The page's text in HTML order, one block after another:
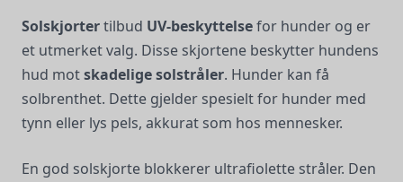
Solskjortertilbud UV-beskyttelsefor hunder og er
et utmerket valg. Disse skjortene beskytter hundens
hud motskadelige solstråler. Hunder kan få
solbrenthet. Dette gjelder spesielt for hunder med
tynn eller lys pels, akkurat som hos mennesker.
En god solskjorte blokkerer ultrafiolette stråler. Den